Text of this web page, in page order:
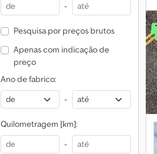
-
Pesquisa por preços brutos
Apenas com indicação de
preço
Ano de fabrico:
-
Quilometragem [km]:
-